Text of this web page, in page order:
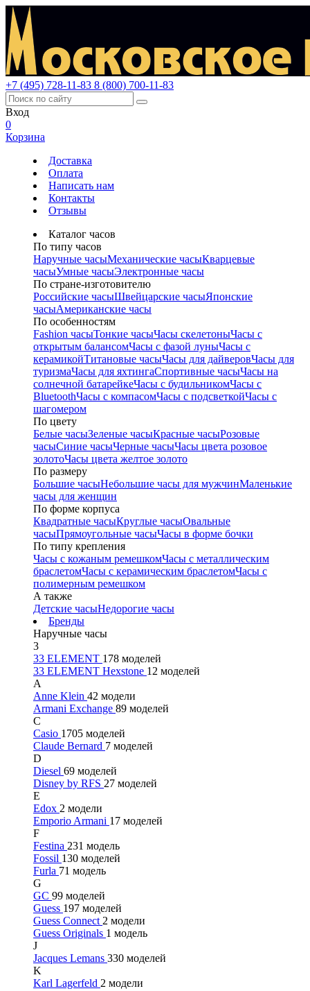
+7 (495) 728-11-83 8 (800) 700-11-83
Вход
0
Корзина
Доставка
Оплата
Написать нам
Контакты
Отзывы
Каталог часов
По типу часов
Наручные часыМеханические часыКварцевые
часыУмные часыЭлектронные часы
По стране-изготовителю
Российские часыШвейцарские часыЯпонские
часыАмериканские часы
По особенностям
Fashion часыТонкие часыЧасы скелетоныЧасы с
открытым балансомЧасы с фазой луныЧасы с
керамикойТитановые часыЧасы для дайверовЧасы для
туризмаЧасы для яхтингаСпортивные часыЧасы на
солнечной батарейкеЧасы с будильникомЧасы с
BluetoothЧасы с компасомЧасы с подсветкойЧасы с
шагомером
По цвету
Белые часыЗеленые часыКрасные часыРозовые
часыСиние часыЧерные часыЧасы цвета розовое
золотоЧасы цвета желтое золото
По размеру
Большие часыНебольшие часы для мужчинМаленькие
часы для женщин
По форме корпуса
Квадратные часыКруглые часыОвальные
часыПрямоугольные часыЧасы в форме бочки
По типу крепления
Часы с кожаным ремешкомЧасы с металлическим
браслетомЧасы с керамическим браслетомЧасы с
полимерным ремешком
А также
Детские часыНедорогие часы
Бренды
Наручные часы
3
33 ELEMENT 178 моделей
33 ELEMENT Hexstone 12 моделей
A
Anne Klein 42 модели
Armani Exchange 89 моделей
C
Casio 1705 моделей
Claude Bernard 7 моделей
D
Diesel 69 моделей
Disney by RFS 27 моделей
E
Edox 2 модели
Emporio Armani 17 моделей
F
Festina 231 модель
Fossil 130 моделей
Furla 71 модель
G
GC 99 моделей
Guess 197 моделей
Guess Connect 2 модели
Guess Originals 1 модель
J
Jacques Lemans 330 моделей
K
Karl Lagerfeld 2 модели